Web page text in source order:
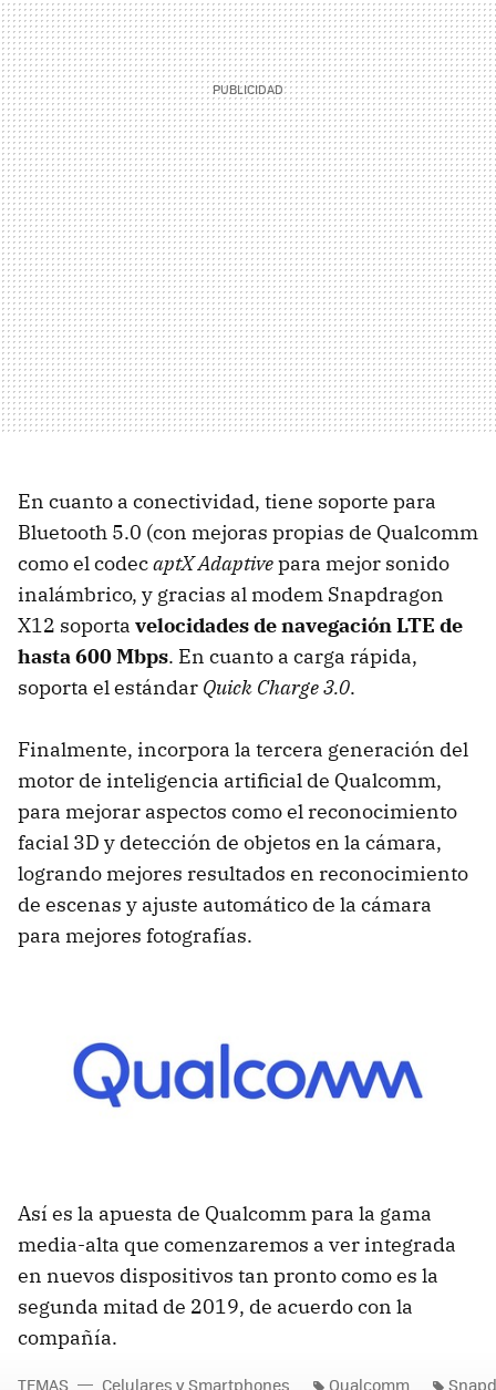
En cuanto a conectividad, tiene soporte para
Bluetooth 5.0 (con mejoras propias de Qualcomm
como el codecaptX Adaptivepara mejor sonido
inalámbrico, y gracias al modem Snapdragon
X12 soporta velocidades de navegación LTE de
hasta 600 Mbps. En cuanto a carga rápida,
soporta el estándar Quick Charge 3.0.
Finalmente, incorpora la tercera generación del
motor de inteligencia artificial de Qualcomm,
para mejorar aspectos como el reconocimiento
facial 3D y detección de objetos en la cámara,
logrando mejores resultados en reconocimiento
de escenas y ajuste automático de la cámara
para mejores fotografías.
Así es la apuesta de Qualcomm para la gama
media-alta que comenzaremos a ver integrada
en nuevos dispositivos tan pronto como es la
segunda mitad de 2019, de acuerdo con la
compañía.
TEMAS Celulares y Smartphones Qualcomm